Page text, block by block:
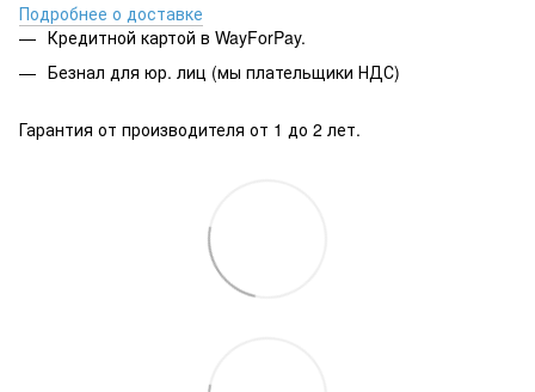
Подробнее о доставке
Кредитной картой в WayForPay.
Безнал для юр. лиц (мы плательщики НДС)
Гарантия от производителя от 1 до 2 лет.